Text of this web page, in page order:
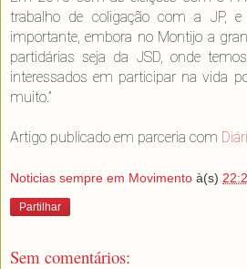
trabalho de coligação com a JP,
importante, embora no Montijo a
partidárias seja da JSD, onde
interessados em participar na vida
muito.”
Artigo publicado em parceria com
Noticias sempre em Movimento à(s)
Partilhar
Sem comentários: